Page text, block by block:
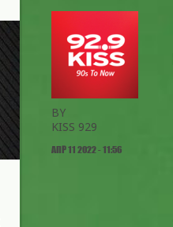
BY
KISS 929
ΑΠΡ 11 2022 - 11:56